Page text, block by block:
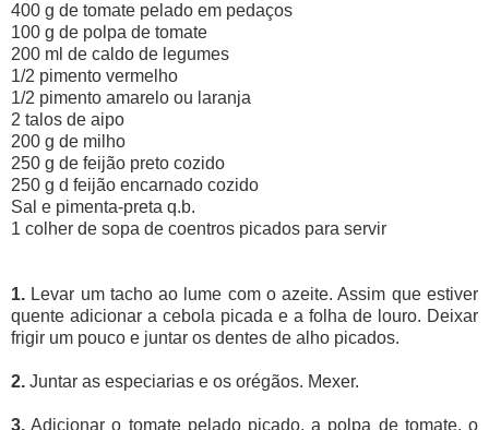
400 g de tomate pelado em pedaços
100 g de polpa de tomate
200 ml de caldo de legumes
1/2 pimento vermelho
1/2 pimento amarelo ou laranja
2 talos de aipo
200 g de milho
250 g de feijão preto cozido
250 g d feijão encarnado cozido
Sal e pimenta-preta q.b.
1 colher de sopa de coentros picados para servir
1. Levar um tacho ao lume com o azeite. Assim que estiver
quente adicionar a cebola picada e a folha de louro. Deixar
frigir um pouco e juntar os dentes de alho picados.
2. Juntar as especiarias e os orégãos. Mexer.
3. Adicionar o tomate pelado picado, a polpa de tomate, o